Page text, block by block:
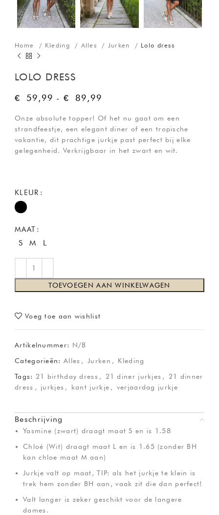
Home Kleding Alles Jurken Lolo dress
LOLO DRESS
€ 59,99 - € 89,99
Onze absolute topper! Of het nu gaat om een
strandfeestje, een elegant diner of een tropische
vakantie, dit prachtige jurkje past perfect bij elke
gelegenheid. Verkrijgbaar in het zwart en wit.
KLEUR
MAAT
S
M L
TOEVOEGEN AAN WINKELWAGEN
Voeg toe aan wishlist
Artikelnummer: N/B
Categorieën: Alles , Jurken ,
Kleding
Tags: 21 birthday dress , 21 diner jurkjes ,
21 dinner
dress , jurkjes , kant jurkje , verjaardag jurkje
Beschrijving
Yasmine (zwart) draagt maat S en is 1.58
Chloé (Wit) draagt maat L en is 1.65 (zonder BH
kan chloe maat M aan)
Jurkje valt op maat, TIP: als het jurkje te klein is
trek hem zonder BH aan, vaak zit die dan perfect!
Valt langer is zeker geschikt voor de langere
dames.